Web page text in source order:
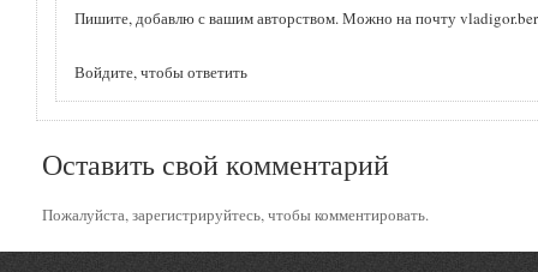
Пишите, добавлю с вашим авторством. Можно на почту
Войдите, чтобы ответить
Оставить свой комментарий
Пожалуйста, зарегистрируйтесь, чтобы комментировать.